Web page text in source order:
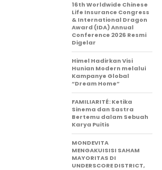
16th Worldwide Chinese
Life Insurance Congress
& International Dragon
Award (IDA) Annual
Conference 2026 Resmi
Digelar
Himel Hadirkan Visi
Hunian Modern melalui
Kampanye Global
“Dream Home”
FAMILIARITÉ: Ketika
Sinema dan Sastra
Bertemu dalam Sebuah
Karya Puitis
MONDEVITA
MENGAKUISISI SAHAM
MAYORITAS DI
UNDERSCORE DISTRICT,